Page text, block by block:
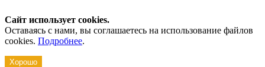
Сайт использует cookies.
Оставаясь с нами, вы соглашаетесь на использование файлов
cookies. Подробнее.
Хорошо